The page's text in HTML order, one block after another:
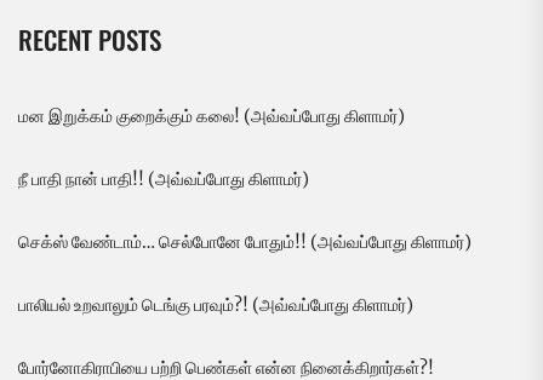
RECENT POSTS
மன இறுக்கம் குறைக்கும் கலை! (அவ்வப்போது கிளாமர்)
நீ பாதி நான் பாதி!! (அவ்வப்போது கிளாமர்)
செக்ஸ் வேண்டாம்… செல்போனே போதும்!! (அவ்வப்போது கிளாமர்)
பாலியல் உறவாலும் டெங்கு பரவும்?! (அவ்வப்போது கிளாமர்)
போர்னோகிராபியை பற்றி பெண்கள் என்ன நினைக்கிறார்கள்?!